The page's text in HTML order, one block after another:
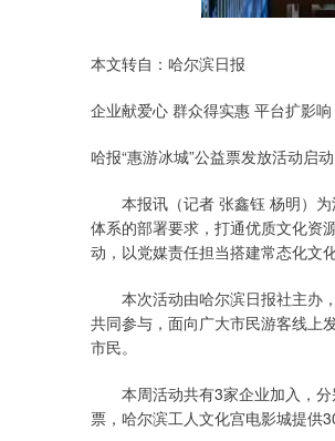
本文转自：哈尔滨日报
企业献爱心 群众得实惠 平台扩影
哈报“惠游冰城”公益票发放活动启动
本报讯（记者 张鑫钰 杨明）为
体系的部署要求，打通优质文化资
动，以党媒责任担当搭建常态化文
本次活动由哈尔滨日报社主办，
共同参与，面向广大市民游客线上
市民。
本周活动共有3家企业加入，分
票，哈尔滨工人文化宫电影城提供